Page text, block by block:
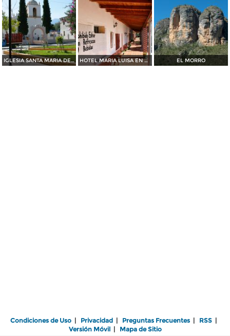
IGLESIA SANTA MARIA DE LOS ANGELES HOTEL MARIA LUISA EN ARAMBERRI EL MORRO
Condiciones de Uso | Privacidad | Preguntas Frecuentes | RSS |
Versión Móvil| Mapa de Sitio